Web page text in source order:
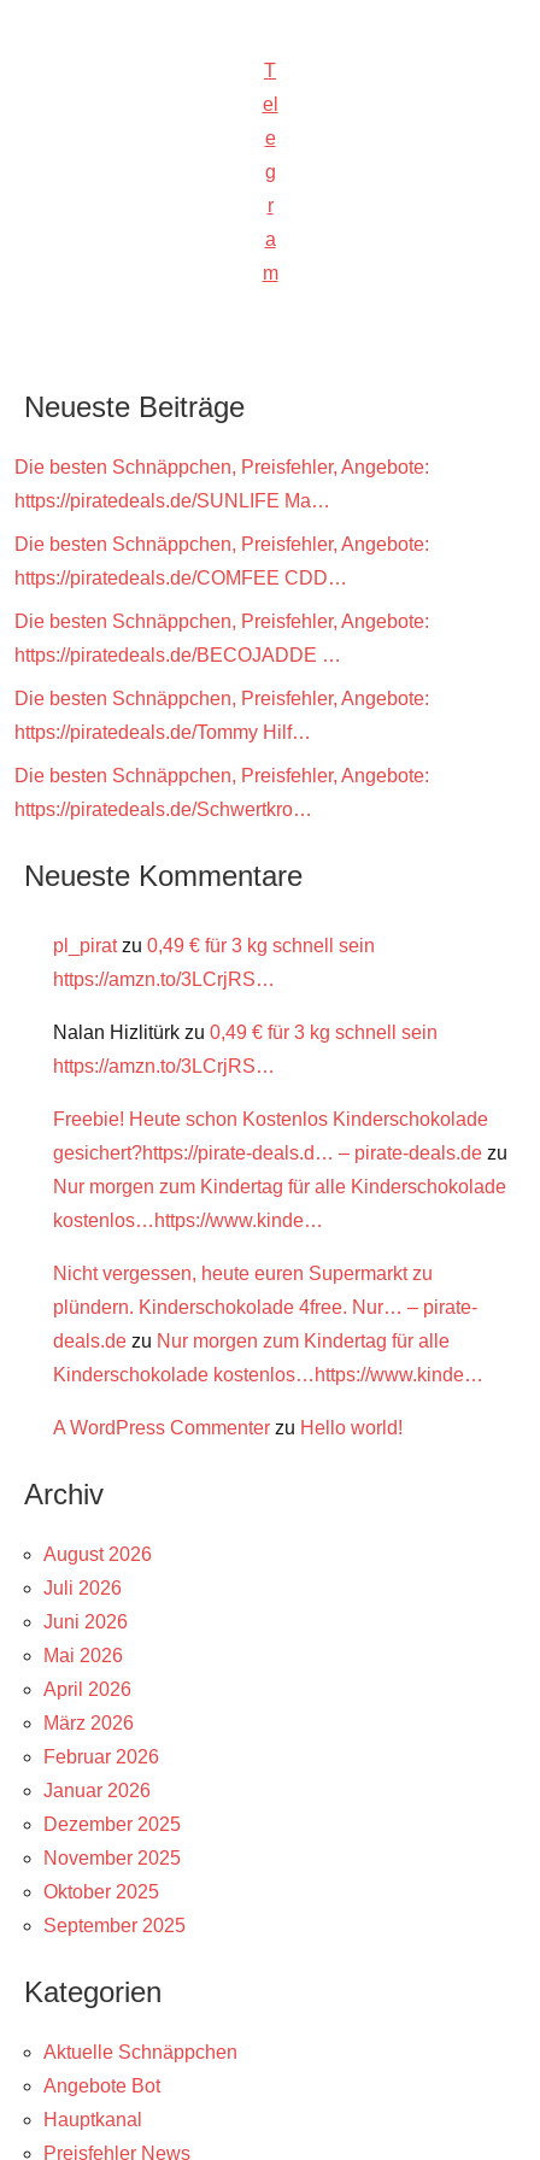
T
el
e
g
r
a
m
Neueste Beiträge
Die besten Schnäppchen, Preisfehler, Angebote:
https://piratedeals.de/SUNLIFE Ma…
Die besten Schnäppchen, Preisfehler, Angebote:
https://piratedeals.de/COMFEE CDD…
Die besten Schnäppchen, Preisfehler, Angebote:
https://piratedeals.de/BECOJADDE …
Die besten Schnäppchen, Preisfehler, Angebote:
https://piratedeals.de/Tommy Hilf…
Die besten Schnäppchen, Preisfehler, Angebote:
https://piratedeals.de/Schwertkro…
Neueste Kommentare
pl_piratzu 0,49 € für 3 kg schnell sein
https://amzn.to/3LCrjRS…
Nalan Hizlitürk zu 0,49 € für 3 kg schnell sein
https://amzn.to/3LCrjRS…
Freebie! Heute schon Kostenlos Kinderschokolade
gesichert?https://pirate-deals.d… – pirate-deals.de zu
Nur morgen zum Kindertag für alle Kinderschokolade
kostenlos…https://www.kinde…
Nicht vergessen, heute euren Supermarkt zu
plündern. Kinderschokolade 4free. Nur… – pirate-
deals.de zu Nur morgen zum Kindertag für alle
Kinderschokolade kostenlos…https://www.kinde…
A WordPress Commenter zu Hello world!
Archiv
August 2026
Juli 2026
Juni 2026
Mai 2026
April 2026
März 2026
Februar 2026
Januar 2026
Dezember 2025
November 2025
Oktober 2025
September 2025
Kategorien
Aktuelle Schnäppchen
Angebote Bot
Hauptkanal
Preisfehler News